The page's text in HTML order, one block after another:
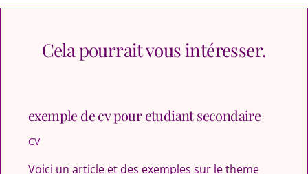
Cela pourrait vous intéresser.
exemple de cv pour etudiant secondaire
CV
Voici un article et des exemples sur le theme